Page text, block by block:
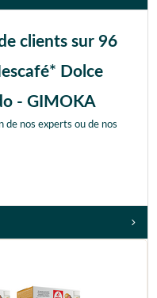
clients sur 96
Dolce
- GIMOKA
de nos experts ou de nos